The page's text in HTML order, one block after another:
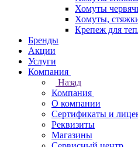
Хомуты
Хомуты,
Крепеж для
Бренды
Акции
Услуги
Компания
Назад
Компания
О компании
Сертификаты и
Реквизиты
Магазины